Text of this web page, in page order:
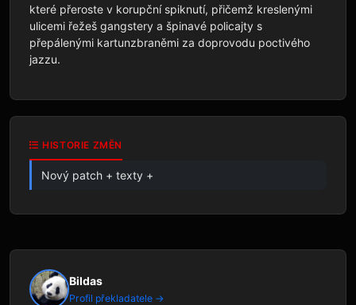
které přeroste v korupční spiknutí, přičemž kreslenými
ulicemi řežeš gangstery a špinavé policajty s
přepálenými kartunzbraněmi za doprovodu poctivého
jazzu.
HISTORIE ZMĚN
Nový patch + texty +
Bildas
Profil překladatele →